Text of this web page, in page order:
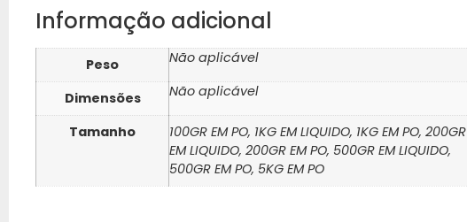
Informação adicional
Peso Não aplicável
Dimensões Não aplicável
Tamanho
100GR EM PO, 1KG EM LIQUIDO, 1KG EM PO, 200GR
EM LIQUIDO, 200GR EM PO, 500GR EM LIQUIDO,
500GR EM PO, 5KG EM PO